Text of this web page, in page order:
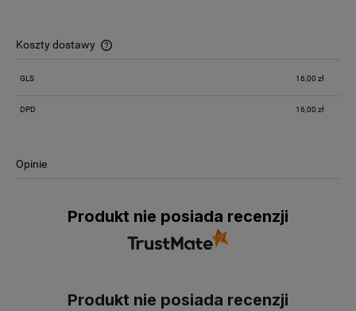
Koszty dostawy
Cena nie zawiera ewentualnych kosztów płatności
GLS 16,00 zł
DPD 16,00 zł
Opinie
Produkt nie posiada recenzji
Produkt nie posiada recenzji